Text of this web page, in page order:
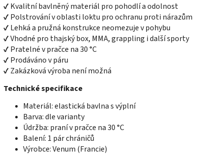
✔ Kvalitní bavlněný materiál pro pohodlí a odolnost
✔ Polstrování v oblasti loktu pro ochranu proti nárazům
✔ Lehká a pružná konstrukce neomezuje v pohybu
✔ Vhodné pro thajský box, MMA, grappling i další sporty
✔ Pratelné v pračce na 30 °C
✔ Prodáváno v páru
✔ Zakázková výroba není možná
Technické specifikace
Materiál: elastická bavlna s výplní
Barva: dle varianty
Údržba: praní v pračce na 30 °C
Balení: 1 pár chráničů
Výrobce: Venum (Francie)